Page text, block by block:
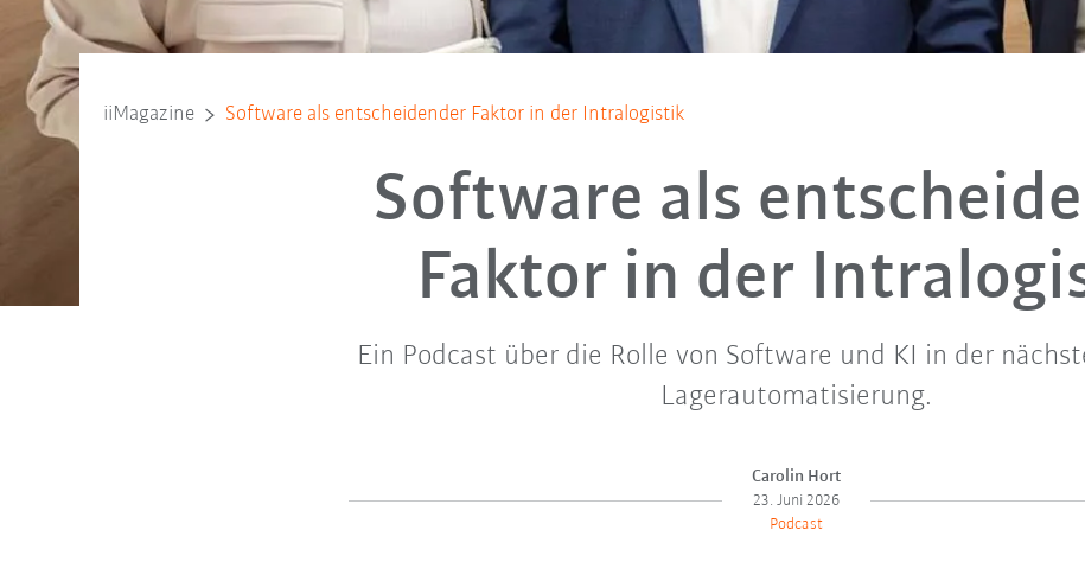
iiMagazine Software als entscheidender Faktor in der Intralogistik
Software als
Faktor in der
Ein Podcast über die Rolle von Software und KI in der
Lagerautomatisierung.
Carolin Hort
23. Juni 2026
Podcast